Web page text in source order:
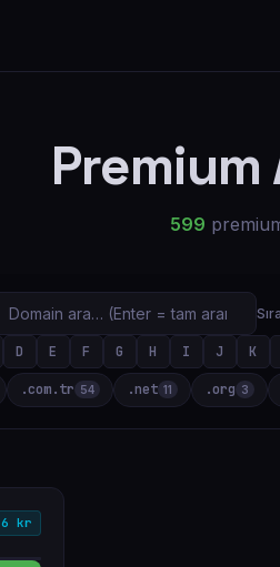
Premium
599
D E F G H I J K
.com.tr 54 .net 11 .org 3
6 kr